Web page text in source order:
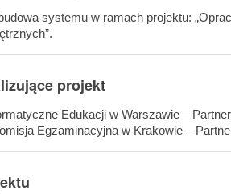
systemu w ramach projektu:
projekt
Edukacji w Warszawie –
Egzaminacyjna w Krakowie –